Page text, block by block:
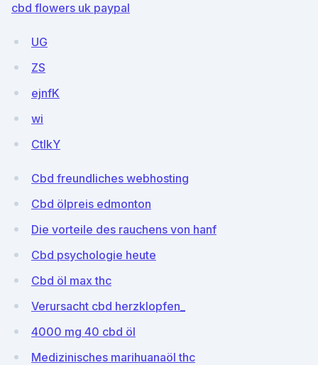
cbd flowers uk paypal
UG
ZS
ejnfK
wi
CtIkY
Cbd freundliches webhosting
Cbd ölpreis edmonton
Die vorteile des rauchens von hanf
Cbd psychologie heute
Cbd öl max thc
Verursacht cbd herzklopfen_
4000 mg 40 cbd öl
Medizinisches marihuanaöl thc